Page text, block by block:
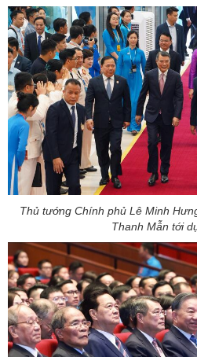
Thủ tướng Chính phủ Lê Minh
Thanh Mẫn tới